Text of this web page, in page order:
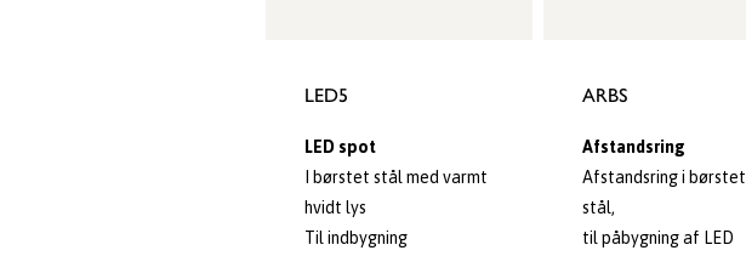
LED5
LED spot
I børstet stål med varmt
hvidt lys
Til indbygning
ARBS
Afstandsring
Afstandsring i børstet
stål,
til påbygning af LED